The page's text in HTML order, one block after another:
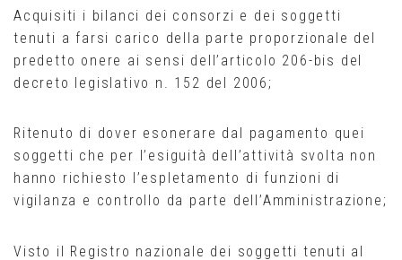
Acquisiti i bilanci dei consorzi e dei soggetti
tenuti a farsi carico della parte proporzionale del
predetto onere ai sensi dell’articolo 206-bis del
decreto legislativo n. 152 del 2006;
Ritenuto di dover esonerare dal pagamento quei
soggetti che per l’esiguità dell’attività svolta non
hanno richiesto l’espletamento di funzioni di
vigilanza e controllo da parte dell’Amministrazione;
Visto il Registro nazionale dei soggetti tenuti al